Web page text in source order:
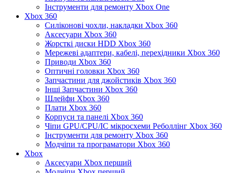
Інструменти для ремонту Xbox One
Xbox 360
Силіконові чохли, накладки Xbox 360
Аксесуари Xbox 360
Жорсткі диски HDD Xbox 360
Мережеві адаптери, кабелі, перехідники Xbox 360
Приводи Xbox 360
Оптичні головки Xbox 360
Запчастини для джойстиків Xbox 360
Інші Запчастини Xbox 360
Шлейфи Xbox 360
Плати Xbox 360
Корпуси та панелі Xbox 360
Чіпи GPU/CPU/IC мікросхеми Реболлінг Xbox 360
Інструменти для ремонту Xbox 360
Модчіпи та програматори Xbox 360
Xbox
Аксесуари Xbox перший